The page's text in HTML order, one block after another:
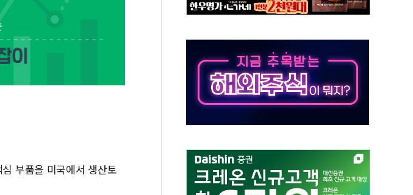
피치 "韓 코스피 약세 장기화 시 주택수요 위축 우려"
롯데백화점, '홈스타일링 페어'…리빙 최대 50% 할인
[AI 카드뉴스] 어린이집·유치원 비상! 수족구병이 다시 유행합니다.
운수업·기업활동 '원스톱'으로...데이터처, 기업 3만1000곳 경제통계조사
부품을 미국에서 생산토